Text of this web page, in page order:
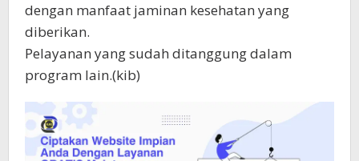
dengan manfaat jaminan kesehatan yang
diberikan.
Pelayanan yang sudah ditanggung dalam
program lain.(kib)